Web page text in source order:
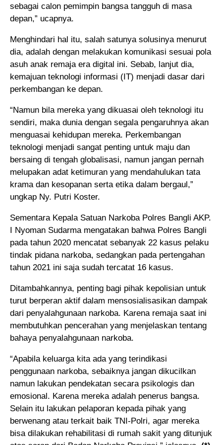
sebagai calon pemimpin bangsa tangguh di masa
depan,” ucapnya.
Menghindari hal itu, salah satunya solusinya menurut
dia, adalah dengan melakukan komunikasi sesuai pola
asuh anak remaja era digital ini. Sebab, lanjut dia,
kemajuan teknologi informasi (IT) menjadi dasar dari
perkembangan ke depan.
“Namun bila mereka yang dikuasai oleh teknologi itu
sendiri, maka dunia dengan segala pengaruhnya akan
menguasai kehidupan mereka. Perkembangan
teknologi menjadi sangat penting untuk maju dan
bersaing di tengah globalisasi, namun jangan pernah
melupakan adat ketimuran yang mendahulukan tata
krama dan kesopanan serta etika dalam bergaul,”
ungkap Ny. Putri Koster.
Sementara Kepala Satuan Narkoba Polres Bangli AKP.
I Nyoman Sudarma mengatakan bahwa Polres Bangli
pada tahun 2020 mencatat sebanyak 22 kasus pelaku
tindak pidana narkoba, sedangkan pada pertengahan
tahun 2021 ini saja sudah tercatat 16 kasus.
Ditambahkannya, penting bagi pihak kepolisian untuk
turut berperan aktif dalam mensosialisasikan dampak
dari penyalahgunaan narkoba. Karena remaja saat ini
membutuhkan pencerahan yang menjelaskan tentang
bahaya penyalahgunaan narkoba.
“Apabila keluarga kita ada yang terindikasi
penggunaan narkoba, sebaiknya jangan dikucilkan
namun lakukan pendekatan secara psikologis dan
emosional. Karena mereka adalah penerus bangsa.
Selain itu lakukan pelaporan kepada pihak yang
berwenang atau terkait baik TNI-Polri, agar mereka
bisa dilakukan rehabilitasi di rumah sakit yang ditunjuk